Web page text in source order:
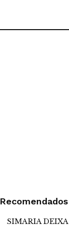
Recomendados
SIMARIA